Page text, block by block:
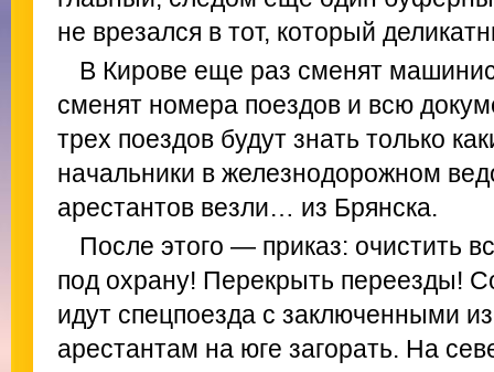
не врезался в тот, который
В Кирове еще раз сменят
сменят номера поездов и всю
трех поездов будут знать только
начальники в железнодорожном
арестантов везли… из Брянска.
После этого — приказ: очистить
под охрану! Перекрыть переезды!
идут спецпоезда с заключенными
арестантам на юге загорать. На